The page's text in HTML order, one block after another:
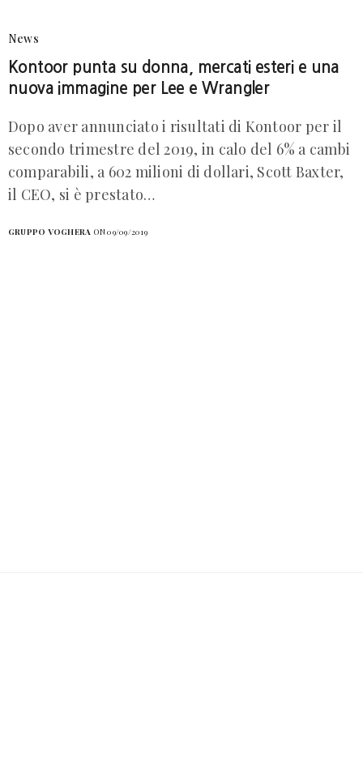
News
Kontoor punta su donna, mercati esteri e una
nuova immagine per Lee e Wrangler
Dopo aver annunciato i risultati di Kontoor per il
secondo trimestre del 2019, in calo del 6% a cambi
comparabili, a 602 milioni di dollari, Scott Baxter,
il CEO, si è prestato…
GRUPPO VOGHERA ON 09/09/2019